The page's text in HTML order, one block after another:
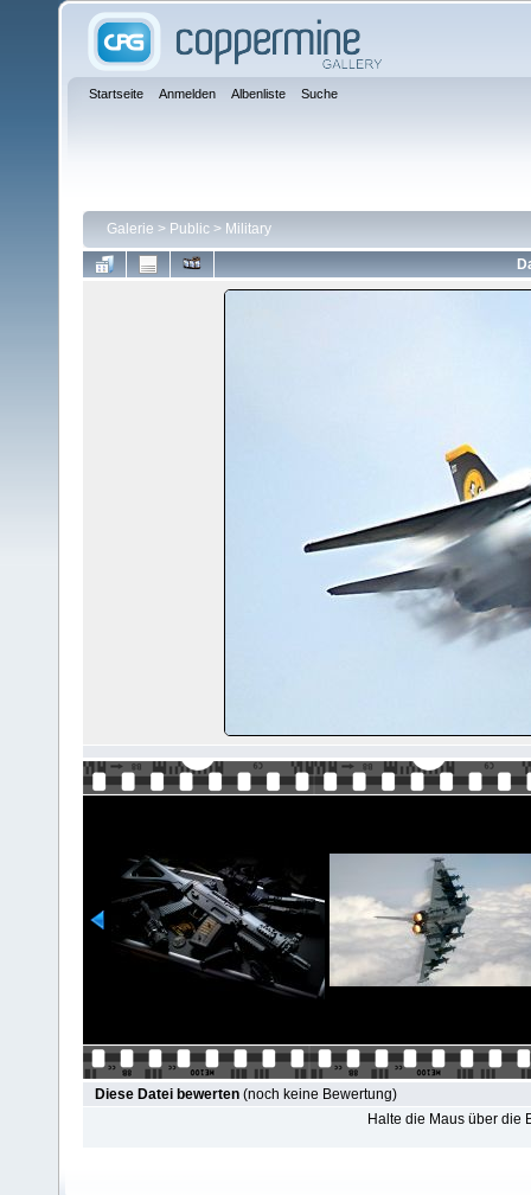
Startseite Anmelden Albenliste Suche
Galerie > Public > Military
Diese Datei bewerten (noch keine Bewertung)
Halte die Maus über die